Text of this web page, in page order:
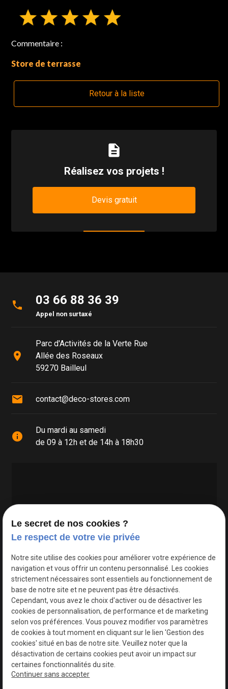
Commentaire :
Store de terrasse
Retour à la liste
description
Réalisez vos projets !
Devis gratuit
phone 03 66 88 36 39
Appel non surtaxé
place
Parc d'Activités de la Verte Rue
Allée des Roseaux
59270 Bailleul
mail contact@deco-stores.com
info
Du mardi au samedi
de 09 à 12h et de 14h à 18h30
Google Maps Search API est désactivé.
Le secret de nos cookies ?
Le respect de votre vie privée
Notre site utilise des cookies pour améliorer votre expérience de
navigation et vous offrir un contenu personnalisé. Les cookies
strictement nécessaires sont essentiels au fonctionnement de
base de notre site et ne peuvent pas être désactivés.
Cependant, vous avez le choix d'activer ou de désactiver les
cookies de personnalisation, de performance et de marketing
selon vos préférences. Vous pouvez modifier vos paramètres
de cookies à tout moment en cliquant sur le lien 'Gestion des
cookies' situé en bas de notre site. Veuillez noter que la
désactivation de certains cookies peut avoir un impact sur
certaines fonctionnalités du site.
Continuer sans accepter